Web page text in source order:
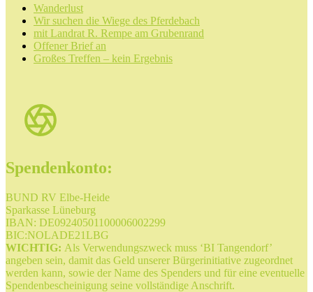
Wanderlust
Wir suchen die Wiege des Pferdebach
mit Landrat R. Rempe am Grubenrand
Offener Brief an
Großes Treffen – kein Ergebnis
Spendenkonto:
BUND RV Elbe-Heide
Sparkasse Lüneburg
IBAN: DE09240501100006002299
BIC:NOLADE21LBG
WICHTIG: Als Verwendungszweck muss ‘BI Tangendorf’
angeben sein, damit das Geld unserer Bürgerinitiative zugeordnet
werden kann, sowie der Name des Spenders und für eine eventuelle
Spendenbescheinigung seine vollständige Anschrift.